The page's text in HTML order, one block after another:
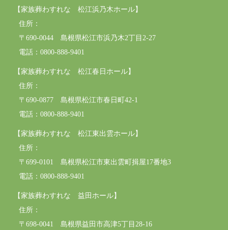
【家族葬わすれな 松江浜乃木ホール】
住所：
〒690-0044 島根県松江市浜乃木2丁目2-27
電話：0800-888-9401
【家族葬わすれな 松江春日ホール】
住所：
〒690-0877 島根県松江市春日町42-1
電話：0800-888-9401
【家族葬わすれな 松江東出雲ホール】
住所：
〒699-0101 島根県松江市東出雲町揖屋17番地3
電話：0800-888-9401
【家族葬わすれな 益田ホール】
住所：
〒698-0041 島根県益田市高津5丁目28-16